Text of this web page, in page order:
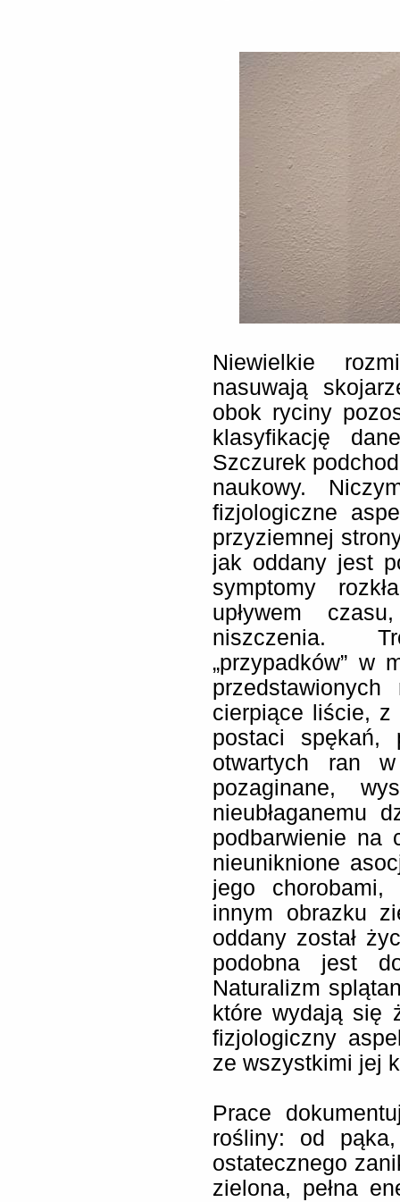
Niewielkie
nasuwają
obok ryciny
klasyfikację
Szczurek
naukowy.
fizjologiczne
przyziemnej
jak oddany jest
symptomy
upływem
niszczenia.
„przypadków” w
cierpiące liście, z
postaci spękań,
otwartych ran
pozaginane,
nieubłaganemu
podbarwienie na
nieuniknione
jego
innym obrazku
oddany został
podobna jest
Naturalizm
które wydają się
fizjologiczny
ze wszystkimi jej
Prace
rośliny: od
ostatecznego
zielona, pełna